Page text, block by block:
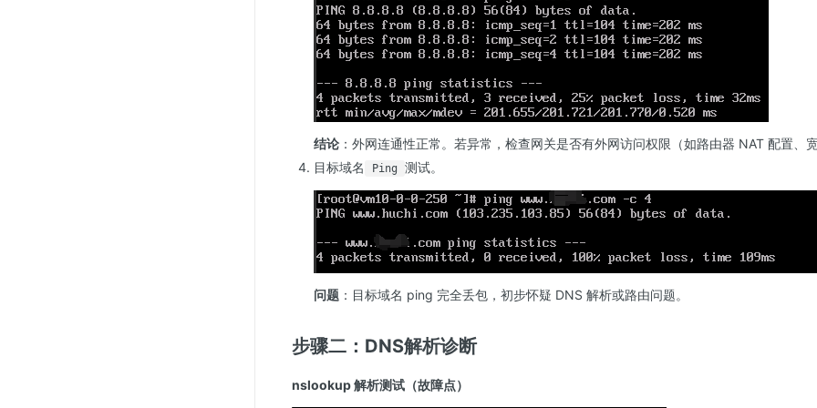
结论 ：外网连通性正常。若异常，检查网关是否有外网访问权限（如路由器 NAT 配置、宽
目标域名
Ping 测试。
问题 ：目标域名 ping 完全丢包，初步怀疑 DNS 解析或路由问题。
步骤二：DNS解析诊断
nslookup 解析测试（故障点）